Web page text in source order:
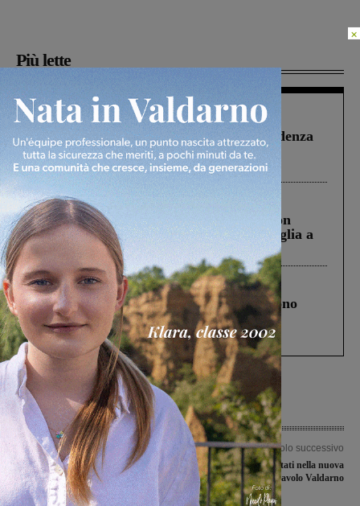
Più lette
Figline Incisa Valdarno 1 Agosto 2026
Piscina di Figline finanziata oltre la scadenza
Pnrr, il gruppo di Fratelli d’Italia: “Un
ringraziamento al Governo”
Cronaca 3 Agosto 2026
Scomparso da una struttura di Castiglion
Fiorentino l’uomo che aveva ucciso la figlia a
Levane nel 2020
Cronaca 4 Agosto 2026
Un anno fa la strage in A1 in cui morirono
Gianni, Giulia e Franco. Lo schianto, il
processo, lo stop ai sorpassi fra tir....
Articolo precedente
Synergy a Lucca per il bis, Galli a
Montale per il primo successo
Articolo successivo
Subito buoni risultati nella nuova
stagione per il Tennistavolo Valdarno
×